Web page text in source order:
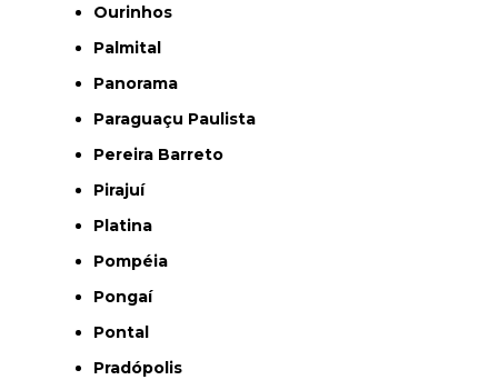
Ourinhos
Palmital
Panorama
Paraguaçu Paulista
Pereira Barreto
Pirajuí
Platina
Pompéia
Pongaí
Pontal
Pradópolis